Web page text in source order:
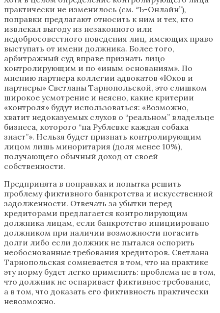
практически не изменилось (см. “Ъ-Онлайн”),
поправки предлагают относить к ним и тех, кто
извлекал выгоду из незаконного или
недобросовестного поведения лиц, имеющих право
выступать от имени должника. Более того,
арбитражный суд вправе признать лицо
контролирующим и по «иным основаниям». По
мнению партнера коллегии адвокатов «Юков и
партнеры» Светланы Тарнопольской, это слишком
широкое усмотрение и неясно, какие критерии
«контроля» будут использоваться: «Возможно,
хватит недоказуемых слухов о “реальном” владельце
бизнеса, которого “на Рублевке каждая собака
знает”». Нельзя будет признать контролирующим
лицом лишь миноритария (доля менее 10%),
получающего обычный доход от своей
собственности.
Предпринята в поправках и попытка решить
проблему фиктивного банкротства и искусственной
задолженности. Отвечать за убытки перед
кредиторами предлагается контролирующим
должника лицам, если банкротство инициировано
должником при наличии возможности погасить
долги либо если должник не пытался оспорить
необоснованные требования кредиторов. Светлана
Тарнопольская сомневается в том, что на практике
эту норму будет легко применить: проблема не в том,
что должник не оспаривает фиктивное требование,
а в том, что доказать его фиктивность практически
невозможно.